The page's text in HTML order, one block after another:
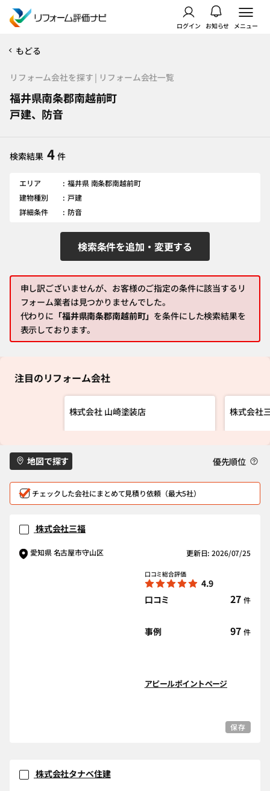
ログイン お知らせ メニュー
もどる
リフォーム会社を探す | リフォーム会社一覧
福井県南条郡南越前町
戸建、防音
検索結果 4 件
エリア
福井県 南条郡南越前町
建物種別
戸建
詳細条件
防音
検索条件を追加・変更する
申し訳ございませんが、お客様のご指定の条件に該当するリ
フォーム業者は見つかりませんでした。
代わりに 「福井県南条郡南越前町」 を条件にした検索結果を
表示しております。
注目のリフォーム会社
株式会社 山崎塗装店 株式会社
地図で探す 優先順位
チェックした会社にまとめて見積り依頼（最大5社）
株式会社三福
愛知県 名古屋市守山区 更新日: 2026/07/25
口コミ総合評価
4.9
口コミ
27 件
事例 97 件
アピールポイントページ
保存
株式会社タナベ住建